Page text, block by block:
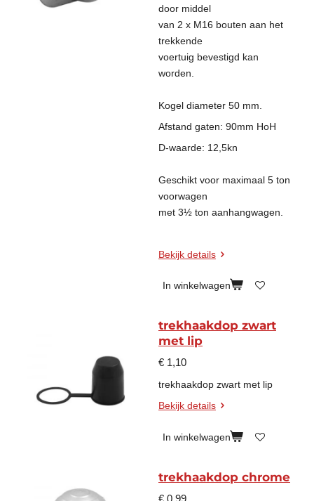
door middel
van 2 x M16 bouten aan het
trekkende
voertuig bevestigd kan
worden.
Kogel diameter 50 mm.
Afstand gaten: 90mm HoH
D-waarde: 12,5kn
Geschikt voor maximaal 5 ton
voorwagen
met 3½ ton aanhangwagen.
Bekijk details
In winkelwagen
trekhaakdop zwart
met lip
€ 1,10
trekhaakdop zwart met lip
Bekijk details
In winkelwagen
trekhaakdop chrome
€ 0,99